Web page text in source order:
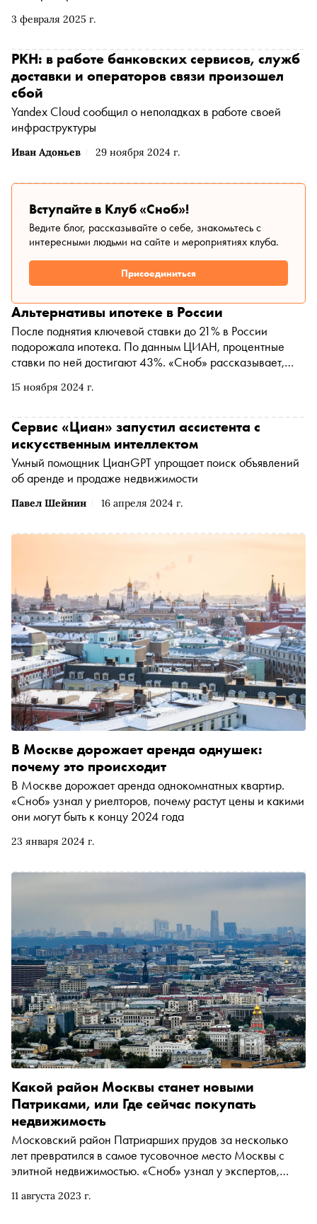
3 февраля 2025 г.
протяжении ближайших 11 месяцев
Иван Адоньев 29 ноября 2024 г.
РКН: в работе банковских сервисов, служб
доставки и операторов связи произошел
сбой
Yandex Cloud сообщил о неполадках в работе своей
инфраструктуры
Вступайте в Клуб «Сноб»!
Ведите блог, рассказывайте о себе, знакомьтесь с
интересными людьми на сайте и мероприятиях клуба.
Присоединиться
15 ноября 2024 г.
Альтернативы ипотеке в России
После поднятия ключевой ставки до 21% в России
подорожала ипотека. По данным ЦИАН, процентные
ставки по ней достигают 43%. «Сноб» рассказывает,
них можно сэкономить
Павел Шейнин 16 апреля 2024 г.
Сервис «Циан» запустил ассистента с
искусственным интеллектом
Умный помощник ЦианGPT упрощает поиск объявлений
об аренде и продаже недвижимости
23 января 2024 г.
В Москве дорожает аренда однушек:
почему это происходит
В Москве дорожает аренда однокомнатных квартир.
«Сноб» узнал у риелторов, почему растут цены и какими
они могут быть к концу 2024 года
11 августа 2023 г.
Какой район Москвы станет новыми
Патриками, или Где сейчас покупать
недвижимость
Московский район Патриарших прудов за несколько
лет превратился в самое тусовочное место Москвы с
элитной недвижимостью. «Сноб» узнал у экспертов,
ближайшие годы